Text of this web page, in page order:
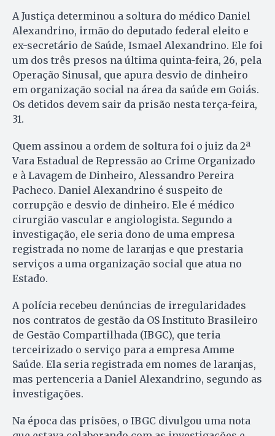
A Justiça determinou a soltura do médico Daniel
Alexandrino, irmão do deputado federal eleito e
ex-secretário de Saúde, Ismael Alexandrino. Ele foi
um dos três presos na última quinta-feira, 26, pela
Operação Sinusal, que apura desvio de dinheiro
em organização social na área da saúde em Goiás.
Os detidos devem sair da prisão nesta terça-feira,
31.
Quem assinou a ordem de soltura foi o juiz da 2ª
Vara Estadual de Repressão ao Crime Organizado
e à Lavagem de Dinheiro, Alessandro Pereira
Pacheco. Daniel Alexandrino é suspeito de
corrupção e desvio de dinheiro. Ele é médico
cirurgião vascular e angiologista. Segundo a
investigação, ele seria dono de uma empresa
registrada no nome de laranjas e que prestaria
serviços a uma organização social que atua no
Estado.
A polícia recebeu denúncias de irregularidades
nos contratos de gestão da OS Instituto Brasileiro
de Gestão Compartilhada (IBGC), que teria
terceirizado o serviço para a empresa Amme
Saúde. Ela seria registrada em nomes de laranjas,
mas pertenceria a Daniel Alexandrino, segundo as
investigações.
Na época das prisões, o IBGC divulgou uma nota